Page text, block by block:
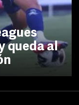
queda al